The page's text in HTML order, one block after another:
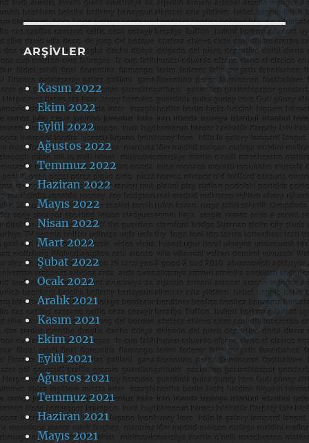
ARŞIVLER
Kasım 2022
Ekim 2022
Eylül 2022
Ağustos 2022
Temmuz 2022
Haziran 2022
Mayıs 2022
Nisan 2022
Mart 2022
Şubat 2022
Ocak 2022
Aralık 2021
Kasım 2021
Ekim 2021
Eylül 2021
Ağustos 2021
Temmuz 2021
Haziran 2021
Mayıs 2021